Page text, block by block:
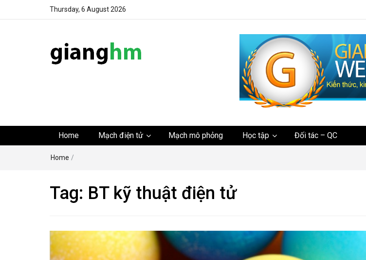
Thursday, 6 August 2026
Home Mạch điện tử Mạch mô phỏng Học tập Đối tác – QC
Home /
Tag: BT kỹ thuật điện tử